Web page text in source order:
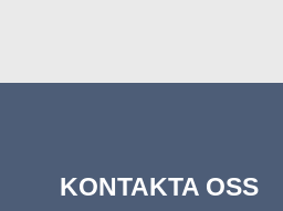
KONTAKTA OSS